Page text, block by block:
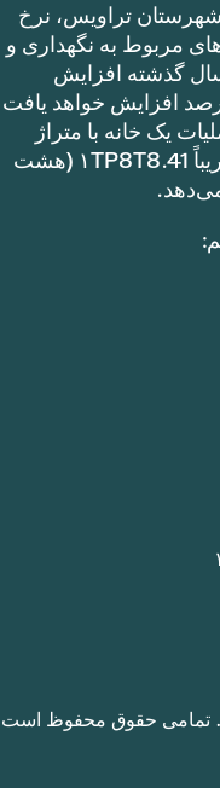
تراویس، نرخ
مربوط به نگهداری و
گذشته افزایش
این نرخ مالیات عملاً ۸ درصد افزایش خواهد یافت
یک خانه با متراژ
۱TP8T100,000 متر مربع را تقریباً ۱TP8T8.41 (هشت